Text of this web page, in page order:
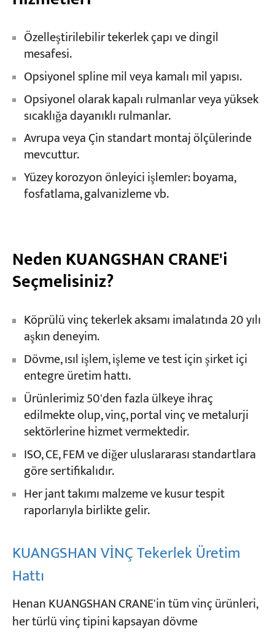
Özelleştirilebilir tekerlek çapı ve dingil
mesafesi.
Opsiyonel spline mil veya kamalı mil yapısı.
Opsiyonel olarak kapalı rulmanlar veya yüksek
sıcaklığa dayanıklı rulmanlar.
Avrupa veya Çin standart montaj ölçülerinde
mevcuttur.
Yüzey korozyon önleyici işlemler: boyama,
fosfatlama, galvanizleme vb.
Neden KUANGSHAN CRANE'i
Seçmelisiniz?
Köprülü vinç tekerlek aksamı imalatında 20 yılı
aşkın deneyim.
Dövme, ısıl işlem, işleme ve test için şirket içi
entegre üretim hattı.
Ürünlerimiz 50'den fazla ülkeye ihraç
edilmekte olup, vinç, portal vinç ve metalurji
sektörlerine hizmet vermektedir.
ISO, CE, FEM ve diğer uluslararası standartlara
göre sertifikalıdır.
Her jant takımı malzeme ve kusur tespit
raporlarıyla birlikte gelir.
KUANGSHAN VİNÇ Tekerlek Üretim
Hattı
Henan KUANGSHAN CRANE'in tüm vinç ürünleri,
her türlü vinç tipini kapsayan dövme